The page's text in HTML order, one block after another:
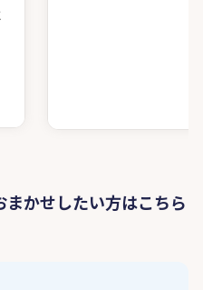
かせしたい方はこちら